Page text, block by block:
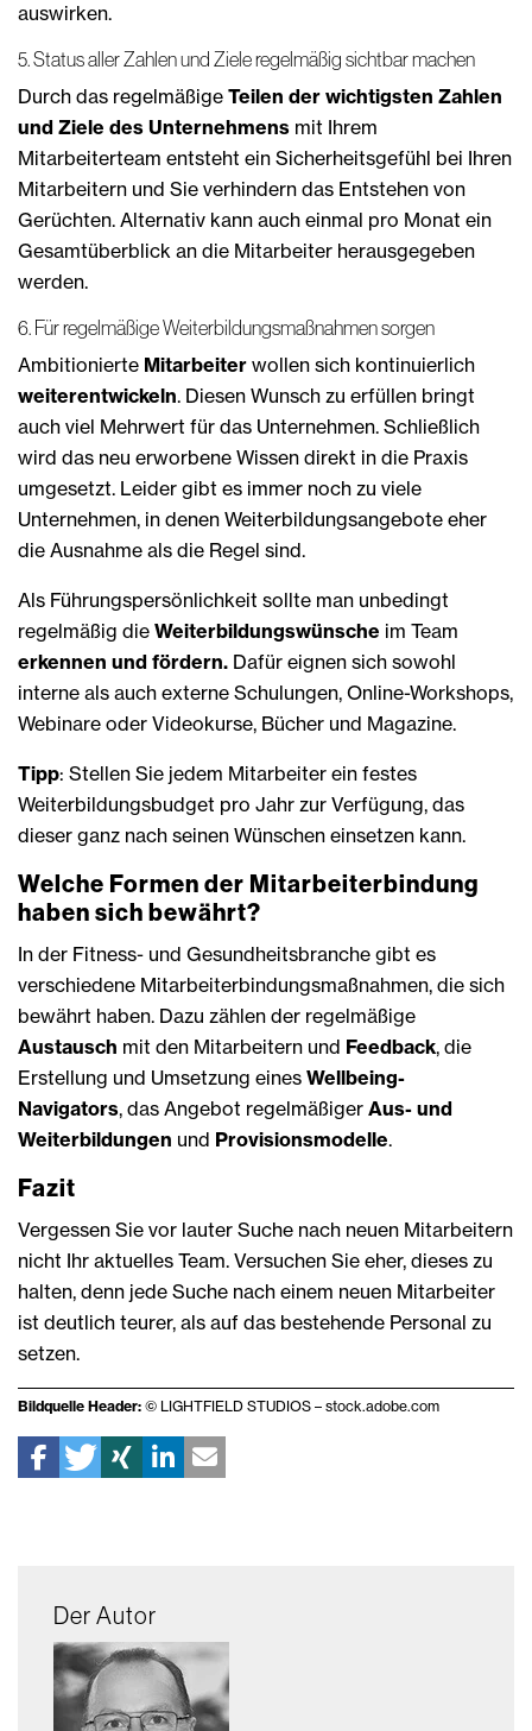
auswirken.
5. Status aller Zahlen und Ziele regelmäßig sichtbar machen
Durch das regelmäßige Teilen der wichtigsten Zahlen
und Ziele des Unternehmens mit Ihrem
Mitarbeiterteam entsteht ein Sicherheitsgefühl bei Ihren
Mitarbeitern und Sie verhindern das Entstehen von
Gerüchten. Alternativ kann auch einmal pro Monat ein
Gesamtüberblick an die Mitarbeiter herausgegeben
werden.
6. Für regelmäßige Weiterbildungsmaßnahmen sorgen
Ambitionierte Mitarbeiter wollen sich kontinuierlich
weiterentwickeln. Diesen Wunsch zu erfüllen bringt
auch viel Mehrwert für das Unternehmen. Schließlich
wird das neu erworbene Wissen direkt in die Praxis
umgesetzt. Leider gibt es immer noch zu viele
Unternehmen, in denen Weiterbildungsangebote eher
die Ausnahme als die Regel sind.
Als Führungspersönlichkeit sollte man unbedingt
regelmäßig die Weiterbildungswünsche im Team
erkennen und fördern. Dafür eignen sich sowohl
interne als auch externe Schulungen, Online-Workshops,
Webinare oder Videokurse, Bücher und Magazine.
Tipp: Stellen Sie jedem Mitarbeiter ein festes
Weiterbildungsbudget pro Jahr zur Verfügung, das
dieser ganz nach seinen Wünschen einsetzen kann.
Welche Formen der Mitarbeiterbindung
haben sich bewährt?
In der Fitness- und Gesundheitsbranche gibt es
verschiedene Mitarbeiterbindungsmaßnahmen, die sich
bewährt haben. Dazu zählen der regelmäßige
Austausch mit den Mitarbeitern und Feedback, die
Erstellung und Umsetzung eines Wellbeing-
Navigators, das Angebot regelmäßiger Aus- und
Weiterbildungen und Provisionsmodelle.
Fazit
Vergessen Sie vor lauter Suche nach neuen Mitarbeitern
nicht Ihr aktuelles Team. Versuchen Sie eher, dieses zu
halten, denn jede Suche nach einem neuen Mitarbeiter
ist deutlich teurer, als auf das bestehende Personal zu
setzen.
Bildquelle Header: © LIGHTFIELD STUDIOS – stock.adobe.com
Der Autor